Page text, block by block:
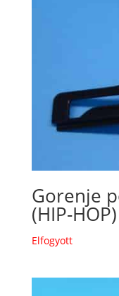
Gorenje
(HIP-HOP)
Elfogyott